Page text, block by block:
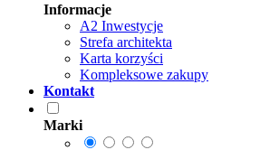
Informacje
A2 Inwestycje
Strefa architekta
Karta korzyści
Kompleksowe zakupy
Kontakt
Marki